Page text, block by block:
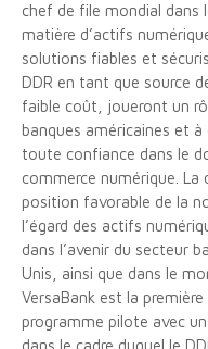
chef de file mondial dans
matière d’actifs
solutions fiables et
DDR en tant que source
faible coût, joueront un
banques américaines et à
toute confiance dans le
commerce numérique.
position favorable de la
l’égard des actifs
dans l’avenir du secteur
Unis, ainsi que dans le
VersaBank est la
programme pilote avec